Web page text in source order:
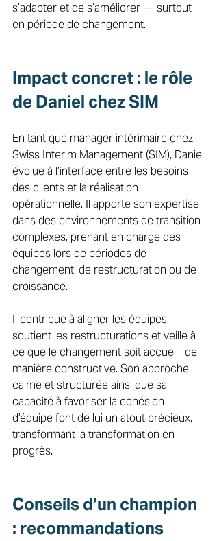
s’adapter et de s’améliorer — surtout
en période de changement.
Impact concret : le rôle
de Daniel chez SIM
En tant que manager intérimaire chez
Swiss Interim Management (SIM), Daniel
évolue à l’interface entre les besoins
des clients et la réalisation
opérationnelle. Il apporte son expertise
dans des environnements de transition
complexes, prenant en charge des
équipes lors de périodes de
changement, de restructuration ou de
croissance.
Il contribue à aligner les équipes,
soutient les restructurations et veille à
ce que le changement soit accueilli de
manière constructive. Son approche
calme et structurée ainsi que sa
capacité à favoriser la cohésion
d’équipe font de lui un atout précieux,
transformant la transformation en
progrès.
Conseils d’un champion
: recommandations